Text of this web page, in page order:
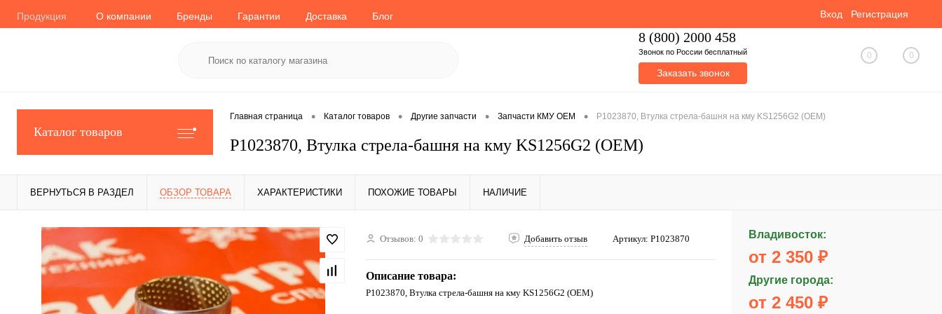
Продукция О компании Бренды Гарантии Доставка Блог Вход Регистрация
8 (800) 2000 458
Звонок по России бесплатный
Заказать звонок
0 0
Каталог товаров
Главная страница • Каталог товаров • Другие запчасти • Запчасти КМУ OEM • P1023870, Втулка стрела-башня на кму KS1256G2 (OEM)
P1023870, Втулка стрела-башня на кму KS1256G2 (OEM)
ВЕРНУТЬСЯ В РАЗДЕЛ ОБЗОР ТОВАРА ХАРАКТЕРИСТИКИ ПОХОЖИЕ ТОВАРЫ НАЛИЧИЕ
Отзывов: 0 Добавить отзыв Артикул: P1023870
Описание товара:
P1023870, Втулка стрела-башня на кму KS1256G2 (OEM)
Владивосток:
от 2 350 ₽
Другие города:
от 2 450 ₽